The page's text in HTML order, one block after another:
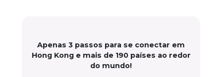
Apenas 3 passos para se conectar em
Hong Kong e mais de 190 países ao redor
do mundo!